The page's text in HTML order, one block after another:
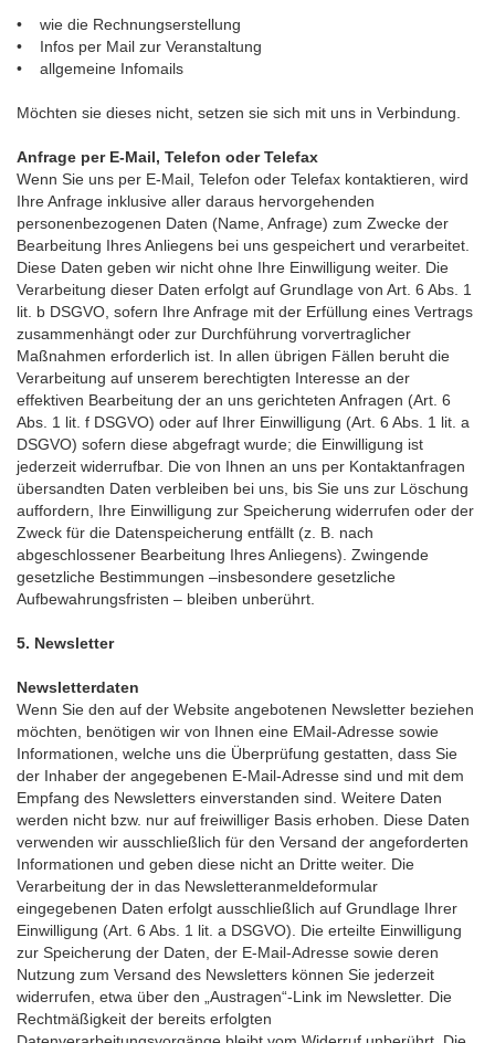
• wie die Rechnungserstellung
• Infos per Mail zur Veranstaltung
• allgemeine Infomails
Möchten sie dieses nicht, setzen sie sich mit uns in Verbindung.
Anfrage per E-Mail, Telefon oder Telefax
Wenn Sie uns per E-Mail, Telefon oder Telefax kontaktieren, wird
Ihre Anfrage inklusive aller daraus hervorgehenden
personenbezogenen Daten (Name, Anfrage) zum Zwecke der
Bearbeitung Ihres Anliegens bei uns gespeichert und verarbeitet.
Diese Daten geben wir nicht ohne Ihre Einwilligung weiter. Die
Verarbeitung dieser Daten erfolgt auf Grundlage von Art. 6 Abs. 1
lit. b DSGVO, sofern Ihre Anfrage mit der Erfüllung eines Vertrags
zusammenhängt oder zur Durchführung vorvertraglicher
Maßnahmen erforderlich ist. In allen übrigen Fällen beruht die
Verarbeitung auf unserem berechtigten Interesse an der
effektiven Bearbeitung der an uns gerichteten Anfragen (Art. 6
Abs. 1 lit. f DSGVO) oder auf Ihrer Einwilligung (Art. 6 Abs. 1 lit. a
DSGVO) sofern diese abgefragt wurde; die Einwilligung ist
jederzeit widerrufbar. Die von Ihnen an uns per Kontaktanfragen
übersandten Daten verbleiben bei uns, bis Sie uns zur Löschung
auffordern, Ihre Einwilligung zur Speicherung widerrufen oder der
Zweck für die Datenspeicherung entfällt (z. B. nach
abgeschlossener Bearbeitung Ihres Anliegens). Zwingende
gesetzliche Bestimmungen –insbesondere gesetzliche
Aufbewahrungsfristen – bleiben unberührt.
5. Newsletter
Newsletterdaten
Wenn Sie den auf der Website angebotenen Newsletter beziehen
möchten, benötigen wir von Ihnen eine EMail-Adresse sowie
Informationen, welche uns die Überprüfung gestatten, dass Sie
der Inhaber der angegebenen E-Mail-Adresse sind und mit dem
Empfang des Newsletters einverstanden sind. Weitere Daten
werden nicht bzw. nur auf freiwilliger Basis erhoben. Diese Daten
verwenden wir ausschließlich für den Versand der angeforderten
Informationen und geben diese nicht an Dritte weiter. Die
Verarbeitung der in das Newsletteranmeldeformular
eingegebenen Daten erfolgt ausschließlich auf Grundlage Ihrer
Einwilligung (Art. 6 Abs. 1 lit. a DSGVO). Die erteilte Einwilligung
zur Speicherung der Daten, der E-Mail-Adresse sowie deren
Nutzung zum Versand des Newsletters können Sie jederzeit
widerrufen, etwa über den „Austragen“-Link im Newsletter. Die
Rechtmäßigkeit der bereits erfolgten